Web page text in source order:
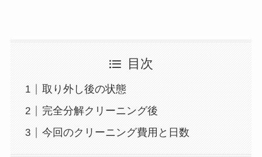
目次
取り外し後の状態
完全分解クリーニング後
今回のクリーニング費用と日数